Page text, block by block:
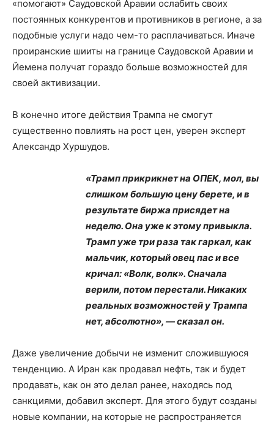
«помогают» Саудовской Аравии ослабить своих
постоянных конкурентов и противников в регионе, а за
подобные услуги надо чем-то расплачиваться. Иначе
проиранские шииты на границе Саудовской Аравии и
Йемена получат гораздо больше возможностей для
своей активизации.
В конечно итоге действия Трампа не смогут
существенно повлиять на рост цен, уверен эксперт
Александр Хуршудов.
«Трамп прикрикнет на ОПЕК, мол, вы
слишком большую цену берете, и в
результате биржа присядет на
неделю. Она уже к этому привыкла.
Трамп уже три раза так гаркал, как
мальчик, который овец пас и все
кричал: «Волк, волк». Сначала
верили, потом перестали. Никаких
реальных возможностей у Трампа
нет, абсолютно», — сказал он.
Даже увеличение добычи не изменит сложившуюся
тенденцию. А Иран как продавал нефть, так и будет
продавать, как он это делал ранее, находясь под
санкциями, добавил эксперт. Для этого будут созданы
новые компании, на которые не распространяется